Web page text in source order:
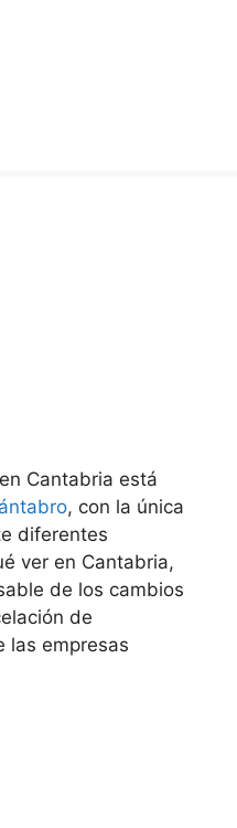
Cantabria está
, con la única
diferentes
ver en Cantabria,
de los cambios
de
las empresas